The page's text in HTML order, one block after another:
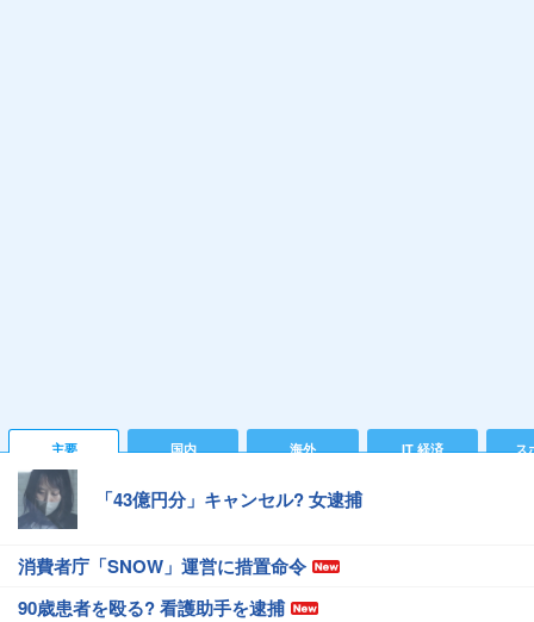
主要 国内 海外 IT 経済 ス
「43億円分」キャンセル? 女逮捕
消費者庁「SNOW」運営に措置命令
90歳患者を殴る? 看護助手を逮捕